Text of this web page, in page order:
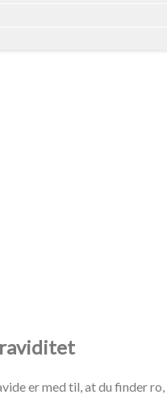
er med til, at du finder